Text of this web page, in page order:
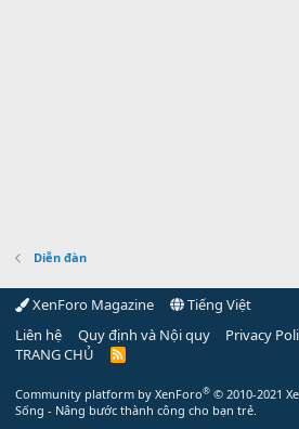
Diễn đàn
XenForo Magazine
Tiếng Việt
Liên hệ
Quy định và Nội quy Privacy
TRANG CHỦ
R
Community platform by XenForo® © 2010-2021
Sống - Nâng bước thành công cho bạn trẻ.